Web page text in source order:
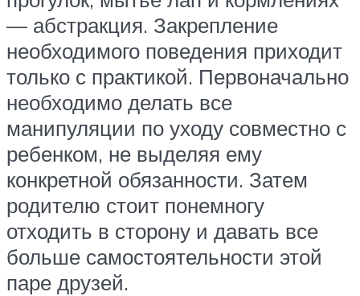
— абстракция. Закрепление
необходимого поведения приходит
только с практикой. Первоначально
необходимо делать все
манипуляции по уходу совместно с
ребенком, не выделяя ему
конкретной обязанности. Затем
родителю стоит понемногу
отходить в сторону и давать все
больше самостоятельности этой
паре друзей.